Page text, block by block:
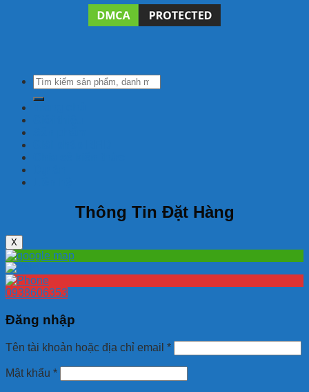
Tìm
kiếm:
Thông Tin Đặt Hàng
X
0938606353
Đăng nhập
Tên tài khoản hoặc địa chỉ email *
Mật khẩu *